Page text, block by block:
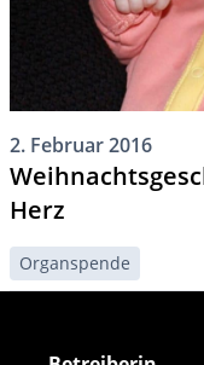
2. Februar 2016
Herz
Organspende